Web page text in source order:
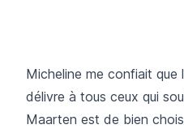
Micheline me confiait que
délivre à tous ceux qui
Maarten est de bien